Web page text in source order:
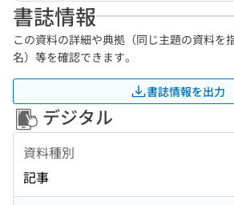
書誌情報
この資料の詳細や典拠（同じ主題の資料を
名）等を確認できます。
書誌情報を出力
デジタル
資料種別
記事